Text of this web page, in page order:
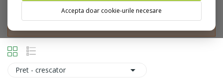
Accepta doar cookie-urile necesare
Nu puteti plasa comenzi din tara din care accesati website-ul
Pret - crescator 